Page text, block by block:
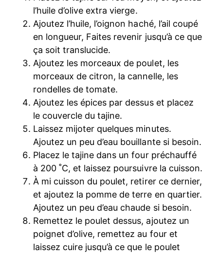
l’huile d’olive extra vierge.
Ajoutez l’huile, l’oignon haché, l’ail coupé
en longueur, Faites revenir jusqu’à ce que
ça soit translucide.
Ajoutez les morceaux de poulet, les
morceaux de citron, la cannelle, les
rondelles de tomate.
Ajoutez les épices par dessus et placez
le couvercle du tajine.
Laissez mijoter quelques minutes.
Ajoutez un peu d’eau bouillante si besoin.
Placez le tajine dans un four préchauffé
à 200 ˚C, et laissez poursuivre la cuisson.
À mi cuisson du poulet, retirer ce dernier,
et ajoutez la pomme de terre en quartier.
Ajoutez un peu d’eau chaude si besoin.
Remettez le poulet dessus, ajoutez un
poignet d’olive, remettez au four et
laissez cuire jusqu’à ce que le poulet